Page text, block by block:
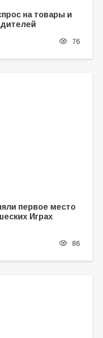
на товары и
76
первое место
Играх
86